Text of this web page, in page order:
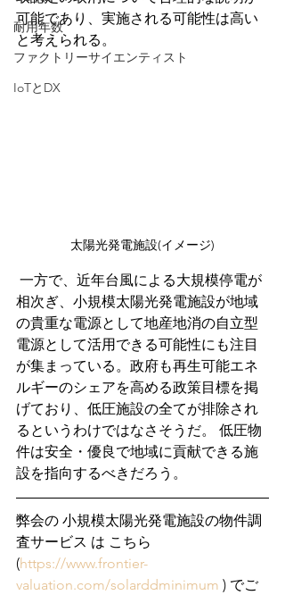
耐用年数
ファクトリーサイエンティスト
IoTとDX
可能であり、実施される可能性は高い
と考えられる。
太陽光発電施設(イメージ)
相次ぎ、小規模太陽光発電施設が地域
の貴重な電源として地産地消の自立型
電源として活用できる可能性にも注目
が集まっている。政府も再生可能エネ
ルギーのシェアを高める政策目標を掲
げており、低圧施設の全てが排除され
るというわけではなさそうだ。 低圧物
件は安全・優良で地域に貢献できる施
設を指向するべきだろう。
弊会の 小規模太陽光発電施設の物件調
査サービス は こちら
(https://www.frontier-
valuation.com/solarddminimum ) でご